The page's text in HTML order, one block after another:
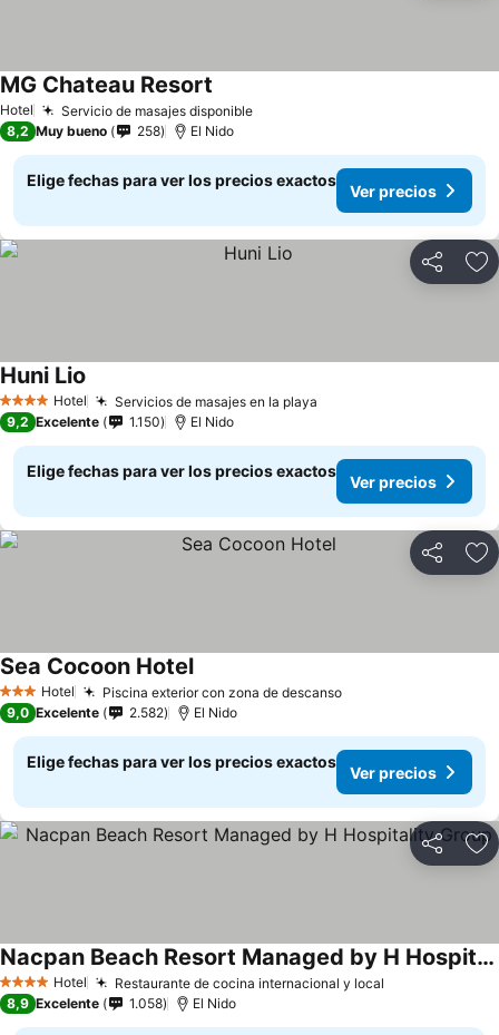
Hotel Servicio de masajes disponible
MG Chateau Resort
8,2 Muy bueno 258 El Nido
Elige fechas para ver los precios exactos
Ver precios
Compartir
4 EstrellasHotel Servicios de masajes en la playa
Huni Lio
9,2 Excelente 1.150 El Nido
Elige fechas para ver los precios exactos
Ver precios
Compartir
3 Estrellas
Hotel Piscina exterior con zona de descanso
Sea Cocoon Hotel
9,0 Excelente 2.582 El Nido
Elige fechas para ver los precios exactos
Ver precios
Compartir
4 EstrellasHotel Restaurante de cocina internacional y local
Nacpan Beach Resort Managed by H Hospitality Group
8,9 Excelente 1.058 El Nido